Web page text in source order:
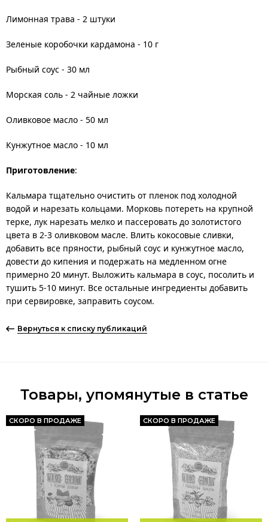
Лимонная трава - 2 штуки
Зеленые коробочки кардамона - 10 г
Рыбный соус - 30 мл
Морская соль - 2 чайные ложки
Оливковое масло - 50 мл
Кунжутное масло - 10 мл
Приготовление:
Кальмара тщательно очистить от пленок под холодной
водой и нарезать кольцами. Морковь потереть на крупной
терке, лук нарезать мелко и пассеровать до золотистого
цвета в 2-3 оливковом масле. Влить кокосовые сливки,
добавить все пряности, рыбный соус и кунжутное масло,
довести до кипения и подержать на медленном огне
примерно 20 минут. Выложить кальмара в соус, посолить и
тушить 5-10 минут. Все остальные ингредиенты добавить
при сервировке, заправить соусом.
Вернуться к списку публикаций
Товары, упомянутые в статье
СКОРО В ПРОДАЖЕ СКОРО В ПРОДАЖЕ